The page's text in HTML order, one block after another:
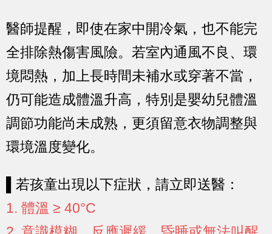
醫師提醒，即使在家中開冷氣，也不能完
全排除熱傷害風險。若室內通風不良、環
境悶熱，加上長時間未補水或穿著不當，
仍可能造成體溫升高， 特別是嬰幼兒體溫
調節功能尚未成熟，更須留意衣物調整與
環境溫度變化。
▌若孩童出現以下症狀，請立即送醫：
1. 體溫 ≥ 40°C